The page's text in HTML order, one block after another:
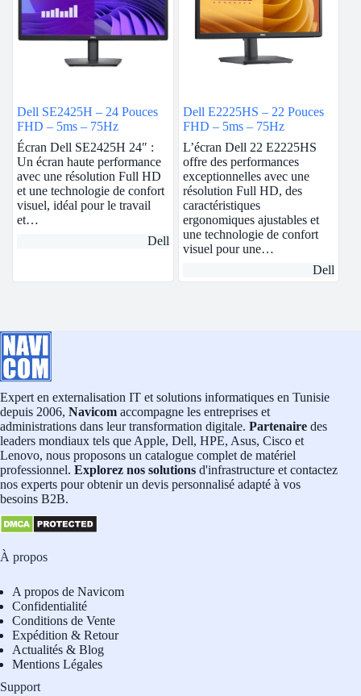
Dell SE2425H – 24 Pouces
FHD – 5ms – 75Hz
Écran Dell SE2425H 24″ :
Un écran haute performance
avec une résolution Full HD
et une technologie de confort
visuel, idéal pour le travail
et…
Dell
Dell E2225HS – 22 Pouces
FHD – 5ms – 75Hz
L’écran Dell 22 E2225HS
offre des performances
exceptionnelles avec une
résolution Full HD, des
caractéristiques
ergonomiques ajustables et
une technologie de confort
visuel pour une…
Dell
Expert en externalisation IT et solutions informatiques en Tunisie
depuis 2006, Navicom accompagne les entreprises et
administrations dans leur transformation digitale. Partenaire des
leaders mondiaux tels que Apple, Dell, HPE, Asus, Cisco et
Lenovo, nous proposons un catalogue complet de matériel
professionnel. Explorez nos solutions d'infrastructure et contactez
nos experts pour obtenir un devis personnalisé adapté à vos
besoins B2B.
À propos
A propos de Navicom
Confidentialité
Conditions de Vente
Expédition & Retour
Actualités & Blog
Mentions Légales
Support